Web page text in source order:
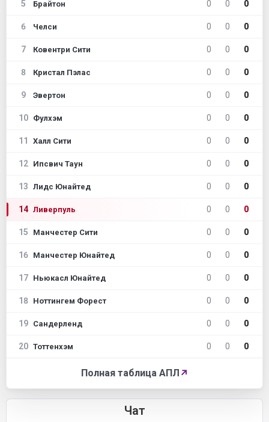
5 Брайтон 0 0 0
6 Челси 0 0 0
7 Ковентри Сити 0 0 0
8 Кристал Пэлас 0 0 0
9 Эвертон 0 0 0
10 Фулхэм 0 0 0
11 Халл Сити 0 0 0
12 Ипсвич Таун 0 0 0
13 Лидс Юнайтед 0 0 0
14 Ливерпуль 0 0 0
15 Манчестер Сити 0 0 0
16 Манчестер Юнайтед 0 0 0
17 Ньюкасл Юнайтед 0 0 0
18 Ноттингем Форест 0 0 0
19 Сандерленд 0 0 0
20 Тоттенхэм 0 0 0
Полная таблица АПЛ ↗
Чат